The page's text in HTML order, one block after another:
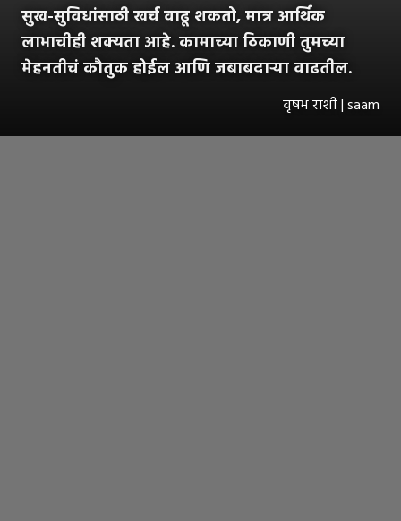
सुख-सुविधांसाठी खर्च वाढू शकतो, मात्र आर्थिक
लाभाचीही शक्यता आहे. कामाच्या ठिकाणी तुमच्या
मेहनतीचं कौतुक होईल आणि जबाबदाऱ्या वाढतील.
वृषभ राशी | saam